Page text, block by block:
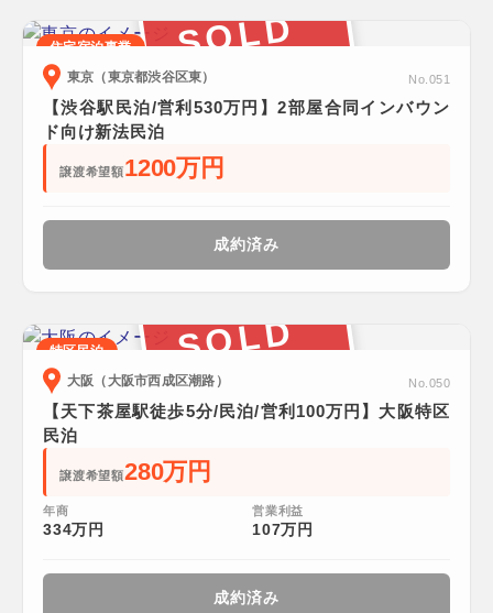
SOLD
住宅宿泊事業
東京（東京都渋谷区東）
No.051
【渋谷駅民泊/営利530万円】2部屋合同インバウン
ド向け新法民泊
譲渡希望額1200万円
成約済み
SOLD
特区民泊
大阪（大阪市西成区潮路）
No.050
【天下茶屋駅徒歩5分/民泊/営利100万円】大阪特区
民泊
譲渡希望額280万円
年商
334万円
営業利益
107万円
成約済み